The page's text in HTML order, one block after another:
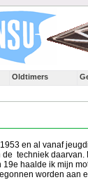
en al vanaf
techniek daarvan.
haalde ik mijn
worden aan
Oldtimers